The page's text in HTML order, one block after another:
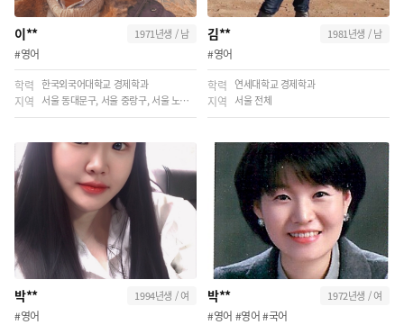
이**
#영어
1971년생 / 남
학력 한국외국어대학교 경제학과
지역 서울 동대문구, 서울 중랑구, 서울 노원구
김**
#영어
1981년생 / 남
학력 연세대학교 경제학과
지역 서울 전체
박**
#영어
1994년생 / 여 박**
#영어 #영어 #국어
1972년생 / 여